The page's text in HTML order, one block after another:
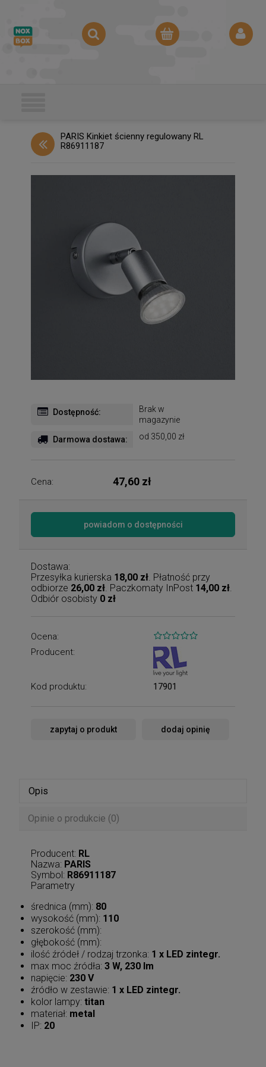
PARIS Kinkiet ścienny regulowany RL
R86911187
Dostępność:
Brak w
magazynie
Darmowa dostawa: od 350,00 zł
Cena: 47,60 zł
powiadom o dostępności
Dostawa:
Przesyłka kurierska 18,00 zł. Płatność przy
odbiorze 26,00 zł. Paczkomaty InPost 14,00 zł.
Odbiór osobisty 0 zł
Ocena:
Producent:
Kod produktu: 17901
zapytaj o produkt dodaj opinię
Opis
Opinie o produkcie (0)
Producent: RL
Nazwa: PARIS
Symbol: R86911187
Parametry
średnica (mm): 80
wysokość (mm): 110
szerokość (mm):
głębokość (mm):
ilość źródeł / rodzaj trzonka: 1 x LED zintegr.
max moc źródła: 3 W, 230 lm
napięcie: 230 V
źródło w zestawie: 1 x LED zintegr.
kolor lampy: titan
materiał: metal
IP: 20